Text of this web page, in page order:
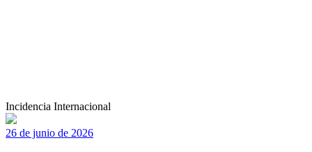
Incidencia Internacional
26 de junio de 2026